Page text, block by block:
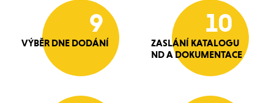
9
VÝBĚR DNE DODÁNÍ
10
ZASLÁNÍ KATALOGU
ND A DOKUMENTACE